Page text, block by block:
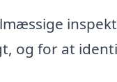
og for at